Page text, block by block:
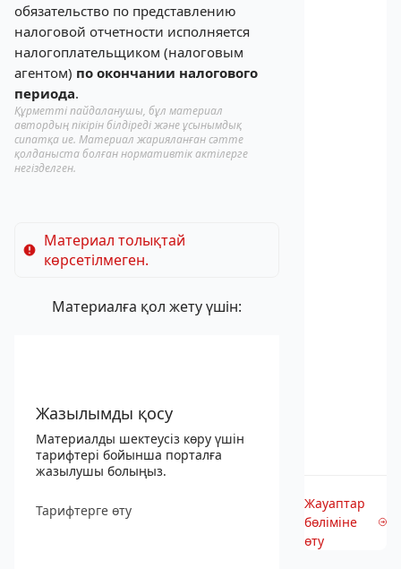
обязательство по представлению
налоговой отчетности исполняется
налогоплательщиком (налоговым
агентом) по окончании налогового
периода.
Құрметті пайдаланушы, бұл материал
автордың пікірін білдіреді және ұсынымдық
сипатқа ие. Материал жарияланған сәтте
қолданыста болған нормативтік актілерге
негізделген.
Материал толықтай
көрсетілмеген.
Материалға қол жету үшін:
Жазылымды қосу
Материалды шектеусіз көру үшін
тарифтері бойынша порталға
жазылушы болыңыз.
Тарифтерге өту
Жауаптар
бөліміне
өту